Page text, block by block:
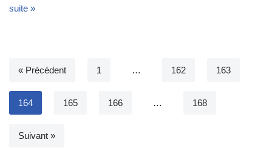
suite »
« Précédent 1 … 162 163
164 165 166 … 168
Suivant »